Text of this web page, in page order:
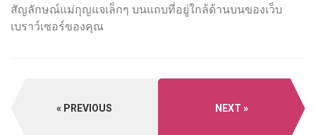
สัญลักษณ์แม่กุญแจเล็กๆ บนแถบที่อยู่ใกล้ด้านบนของเว็บ
เบราว์เซอร์ของคุณ
PREVIOUS NEXT